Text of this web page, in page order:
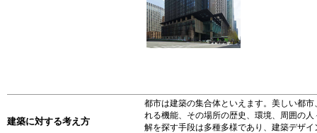
建築に対する考え方
都市は建築の集合体といえます。美しい都
れる機能、その場所の歴史、環境、周囲の
解を探す手段は多種多様であり、建築デザ